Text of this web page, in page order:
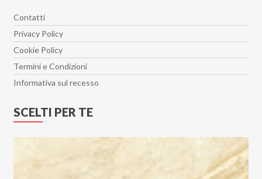
Contatti
Privacy Policy
Cookie Policy
Termini e Condizioni
Informativa sul recesso
SCELTI PER TE